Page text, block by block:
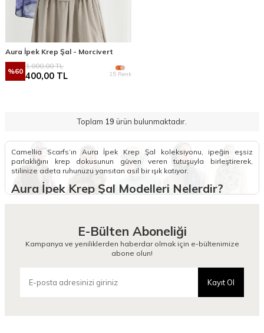
Aura İpek Krep Şal - Morcivert
%60
1.000,00TL
400,00 TL 15 Renk
Toplam 19 ürün bulunmaktadır.
Camellia Scarfs’ın Aura İpek Krep Şal koleksiyonu, ipeğin eşsiz
parlaklığını krep dokusunun güven veren tutuşuyla birleştirerek,
stilinize adeta ruhunuzu yansıtan asil bir ışık katıyor.
Aura İpek Krep Şal Modelleri Nelerdir?
seçkilerimizden biridir. Bu koleksiyonun en belirgin özelliği, ipeğin
zarafetini sunarken krep dokusu sayesinde başta kayma yapmayan
ve formunu gün boyu koruyan bir yapı sergilemesidir. Aura serisindeki
her bir tasarım, isminin hakkını vererek kullanıcısının etrafında sofistike
Tasarımlarımızda kullanılan renk paletleri ve özgün desenler, ışığın
açısına göre değişen ipeksi yansımalarla birleşerek şala derinlik
katar. Koleksiyonumuzda yer alan parçalar, hacimli duruşu sayesinde
E-Bülten Aboneliği
Kampanya ve yeniliklerden haberdar olmak için e-bültenimize
abone olun!
Kayıt Ol